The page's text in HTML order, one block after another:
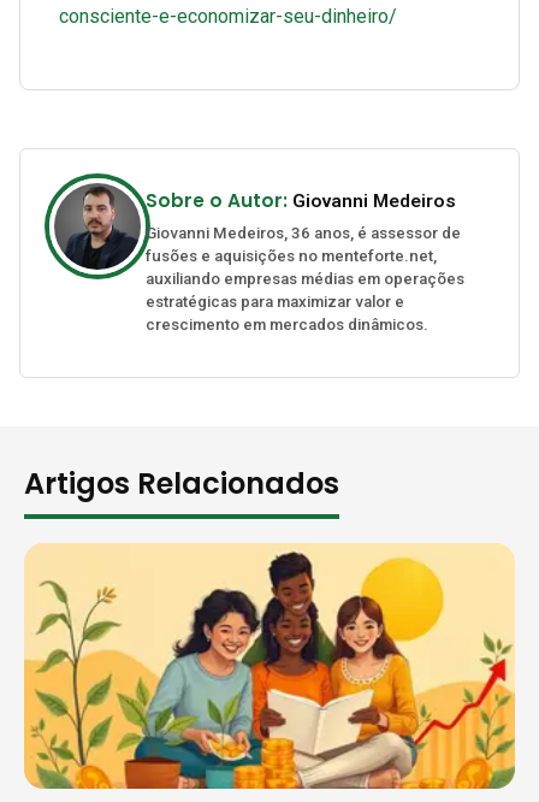
consciente-e-economizar-seu-dinheiro/
Sobre o Autor: Giovanni Medeiros
Giovanni Medeiros, 36 anos, é assessor de
fusões e aquisições no menteforte.net,
auxiliando empresas médias em operações
estratégicas para maximizar valor e
crescimento em mercados dinâmicos.
Artigos Relacionados